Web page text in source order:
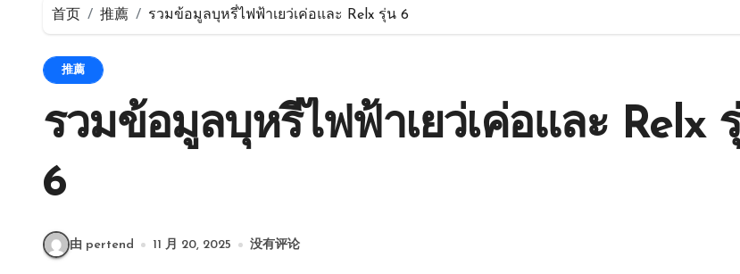
首页 推薦 รวมข้อมูลบุหรี่ไฟฟ้าเยว่เค่อและ Relx รุ่น 6
推薦
รวมข้อมูลบุหรี่ไฟฟ้าเยว่เค่อและ Relx
6
由 pertend 11 月 20, 2025 没有评论